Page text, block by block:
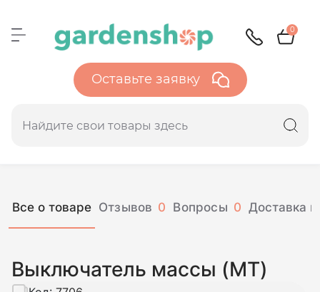
0
Оставьте заявку
Все о товаре Отзывов 0 Вопросы 0 Доставка и
Выключатель массы (МТ)